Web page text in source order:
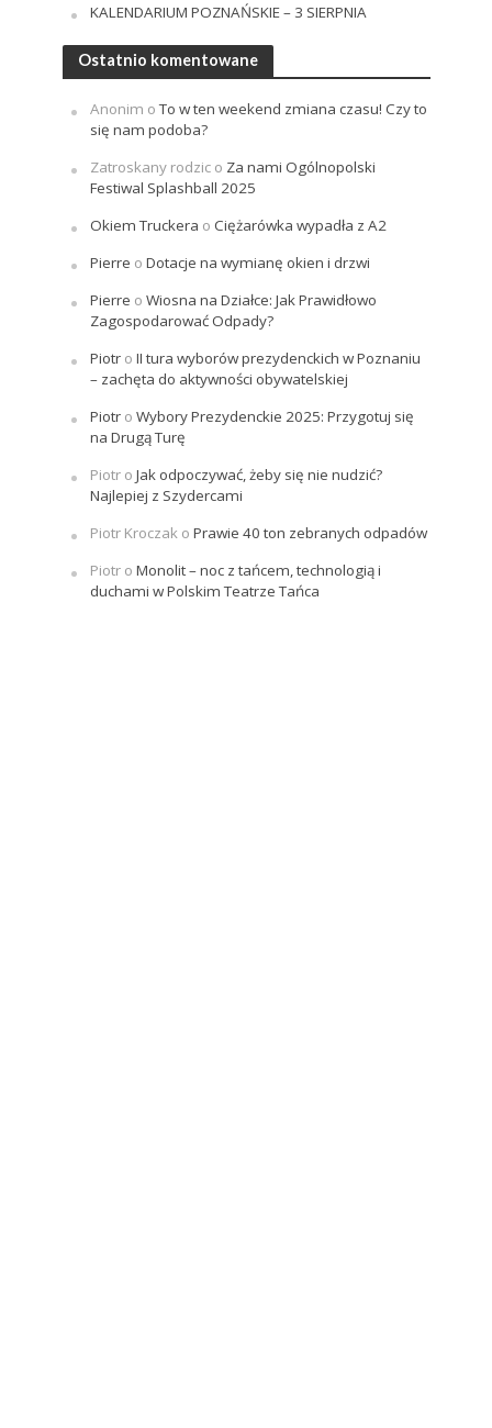
KALENDARIUM POZNAŃSKIE – 3 SIERPNIA
Ostatnio komentowane
Anonim oTo w ten weekend zmiana czasu! Czy to
się nam podoba?
Zatroskany rodzico Za nami Ogólnopolski
Festiwal Splashball 2025
Okiem Truckera o Ciężarówka wypadła z A2
Pierre o Dotacje na wymianę okien i drzwi
Pierre o Wiosna na Działce: Jak Prawidłowo
Zagospodarować Odpady?
Piotro II tura wyborów prezydenckich w Poznaniu
– zachęta do aktywności obywatelskiej
Piotro Wybory Prezydenckie 2025: Przygotuj się
na Drugą Turę
Piotro Jak odpoczywać, żeby się nie nudzić?
Najlepiej z Szydercami
Piotr Kroczako Prawie 40 ton zebranych odpadów
Piotro Monolit – noc z tańcem, technologią i
duchami w Polskim Teatrze Tańca